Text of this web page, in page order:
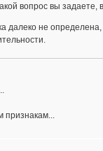
вопрос вы задаете,
не определена,
признакам...